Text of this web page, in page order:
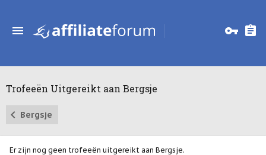
Trofeeën Uitgereikt aan Bergsje
Bergsje
Er zijn nog geen trofeeën uitgereikt aan Bergsje.